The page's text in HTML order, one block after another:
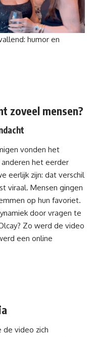
humor en
zoveel mensen?
vonden het
het eerder
eerlijk zijn: dat verschil
viraal. Mensen gingen
op hun favoriet.
door vragen te
Zo werd de video
een online
de video zich